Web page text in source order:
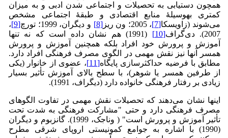
همچون دستیابی به تحصیلات و اجتماعی شدن ادبی و به میزان
کمتری به­وسیلۀ منابع اقتصادی و طبقۀ اجتماعی مشخص
می‌شوند (زاویسکا[7] ، 2005؛ ون ریز [8] و دیگران، 1999؛ تورچ [9]
،
2007). دی‌گراف
[10]
(1991) هم نشان داده است که نه تنها
آموزش و پرورش خود افراد بلکه همچنین آموزش و پرورش
همسر آنها نیز نقش مهمی در الگوی مصرف فرهنگی افراد دارد.
مطابق با فرضیه حداکثرسازی پایگاه[11]
، عضوی از خانوار (یکی
از طرفین همسر یا شوهر)، با سطح بالای آموزش تأثیر بسیار
زیادی بر رفتار فرهنگی خانواده دارد (دی­گراف، 1991).
اینها نشان می‌دهند که تحصیلات نقش مهمی در تفاوت‌ الگوهای
مصرف فرهنگی دارد و حتی "مشارکت فرهنگی به شدت تحت
تأثیر آموزش و پرورش است" ( ون­اجک، 1999). گانزبوم و دیگران
(1990) با اشاره به جوامع کمونیستی اروپای شرقی مطرح